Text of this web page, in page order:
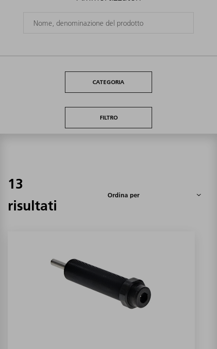
CATEGORIA
FILTRO
13
risultati